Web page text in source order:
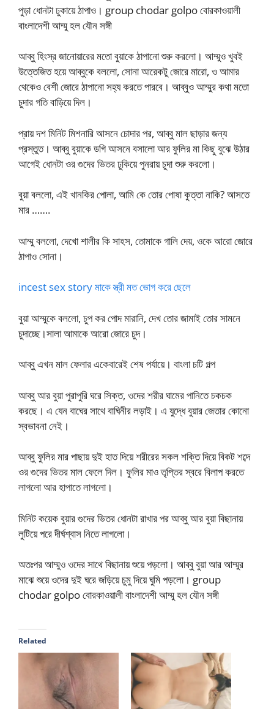
পুড়া ধোনটা ঢুকায়ে ঠাপাও। group chodar golpo বোরকাওয়ালী
বাংলাদেশী আম্মু হল যৌন সঙ্গী
আব্বু হিংস্র জানোয়ারের মতো বুয়াকে ঠাপানো শুরু করলো। আম্মুও খুবই
উত্তেজিত হয়ে আব্বুকে বললো, সোনা আরেকটু জোরে মারো, ও আমার
থেকেও বেশী জোরে ঠাপানো সহ্য করতে পারবে। আব্বুও আম্মুর কথা মতো
চুদার গতি বাড়িয়ে দিল।
প্রায় দশ মিনিট মিশনারি আসনে চোদার পর, আব্বু মাল ছাড়ার জন্য
প্রস্তুত। আব্বু বুয়াকে ডগি আসনে বসালো আর ফুলির মা কিছু বুঝে উঠার
আগেই ধোনটা ওর গুদের ভিতর ঢুকিয়ে পুনরায় চুদা শুরু করলো।
বুয়া বললো, এই খানকির পোলা, আমি কে তোর পোষা কুত্তা নাকি? আসতে
মার …….
আম্মু বললো, দেখো শালীর কি সাহস, তোমাকে গালি দেয়, ওকে আরো জোরে
ঠাপাও সোনা।
incest sex story মাকে স্ত্রী মত ভোগ করে ছেলে
বুয়া আম্মুকে বললো, চুপ কর পোদ মারানি, দেখ তোর জামাই তোর সামনে
চুদাচ্ছে।সালা আমাকে আরো জোরে চুদ।
আব্বু এখন মাল ফেলার একেবারেই শেষ পর্যায়ে। বাংলা চটি গল্প
আব্বু আর বুয়া পুরাপুরি ঘরে সিক্ত, ওদের শরীর ঘামের পানিতে চকচক
করছে। এ যেন বাঘের সাথে বাঘিনীর লড়াই। এ যুদ্ধে বুয়ার জেতার কোনো
স্বভাবনা নেই।
আব্বু ফুলির মার পাছায় দুই হাত দিয়ে শরীরের সকল শক্তি দিয়ে বিকট শব্দে
ওর গুদের ভিতর মাল ফেলে দিল। ফুলির মাও তৃপ্তির স্বরে বিলাপ করতে
লাগলো আর হাপাতে লাগলো।
মিনিট কয়েক বুয়ার গুদের ভিতর ধোনটা রাখার পর আব্বু আর বুয়া বিছানায়
লুটিয়ে পরে দীর্ঘশ্বাস নিতে লাগলো।
অতঃপর আম্মুও ওদের সাথে বিছানায় শুয়ে পড়লো। আব্বু বুয়া আর আম্মুর
মাঝে শুয়ে ওদের দুই ঘরে জড়িয়ে চুমু দিয়ে ঘুমি পড়লো। group
chodar golpo বোরকাওয়ালী বাংলাদেশী আম্মু হল যৌন সঙ্গী
Related